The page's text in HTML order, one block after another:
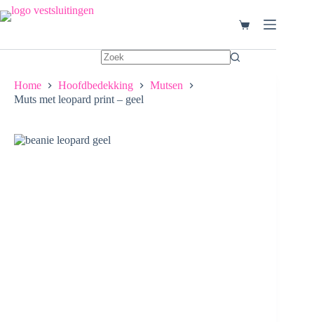
Ga
naar
Winkelwagen
Home Hoofdbedekking
Mutsen
Muts met leopard print – geel